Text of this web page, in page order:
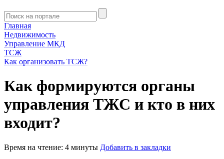
Главная
Недвижимость
Управление МКД
ТСЖ
Как организовать ТСЖ?
Как формируются органы
управления ТЖС и кто в них
входит?
Время на чтение: 4 минуты Добавить в закладки